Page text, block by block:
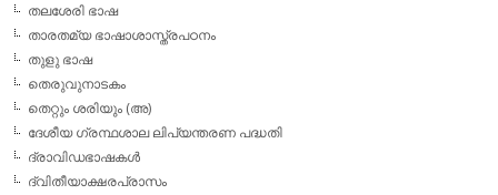
തലശേരി ഭാഷ
താരതമ്യ ഭാഷാശാസ്ത്രപഠനം
തുളു ഭാഷ
തെരുവുനാടകം
തെറ്റും ശരിയും (അ)
ദേശീയ ഗ്രന്ഥശാല ലിപ്യന്തരണ പദ്ധതി
ദ്രാവിഡഭാഷകള്‍
ദ്വിതീയാക്ഷരപ്രാസം